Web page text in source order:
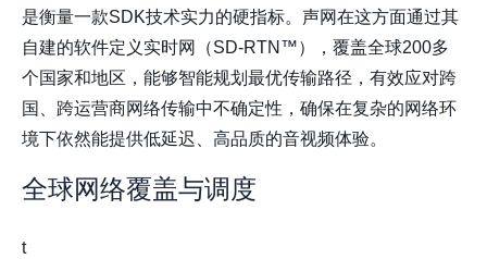
是衡量一款SDK技术实力的硬指标。声网在这方面通过其
自建的软件定义实时网（SD-RTN™），覆盖全球200多
个国家和地区，能够智能规划最优传输路径，有效应对跨
国、跨运营商网络传输中不确定性，确保在复杂的网络环
境下依然能提供低延迟、高品质的音视频体验。
全球网络覆盖与调度
t